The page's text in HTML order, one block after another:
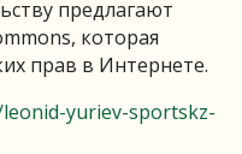
предлагают
которая
прав в Интернете.
yuriev-sportskz-